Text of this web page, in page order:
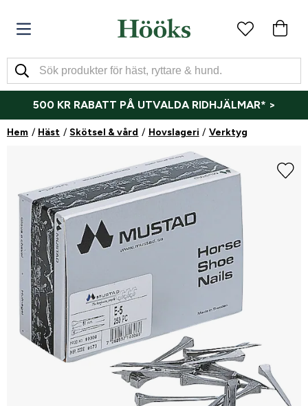
500 KR RABATT PÅ UTVALDA RIDHJÄLMAR* >
Hem Häst Skötsel & vård Hovslageri Verktyg